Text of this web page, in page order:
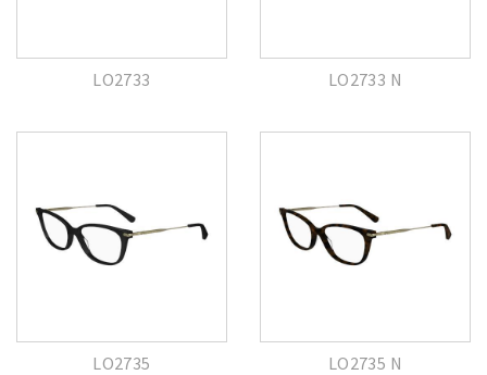
LO2733 LO2733 N
LO2735 LO2735 N